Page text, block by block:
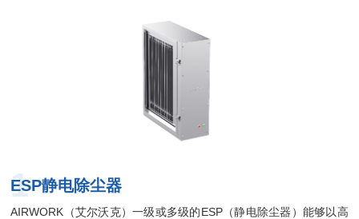
1
ESP静电除尘器
AIRWORK（艾尔沃克）一级或多级的ESP（静电除尘器）能够以高